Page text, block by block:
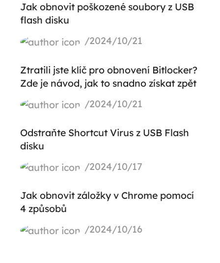
Jak obnovit poškozené soubory z USB
flash disku
/2024/10/21
Ztratili jste klíč pro obnovení Bitlocker?
Zde je návod, jak to snadno získat zpět
/2024/10/21
Odstraňte Shortcut Virus z USB Flash
disku
/2024/10/17
Jak obnovit záložky v Chrome pomocí
4 způsobů
/2024/10/16